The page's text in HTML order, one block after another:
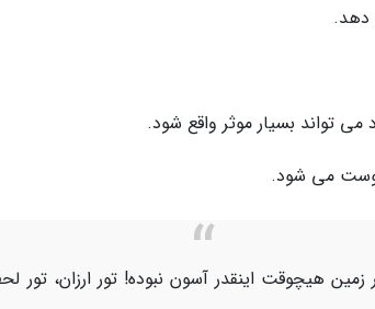
دهد.
می تواند بسیار موثر واقع شود.
می شود.
هیچوقت اینقدر آسون نبوده! تور ارزان، تور